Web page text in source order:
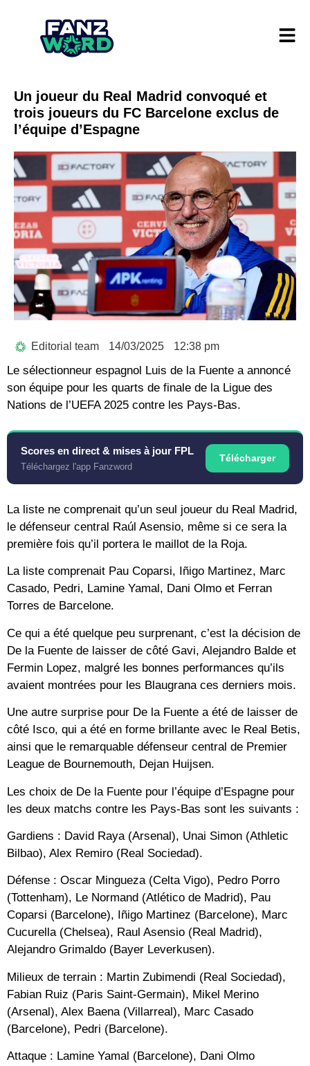
Un joueur du Real Madrid convoqué et
trois joueurs du FC Barcelone exclus de
l’équipe d’Espagne
Editorial team 14/03/2025 12:38 pm
Le sélectionneur espagnol Luis de la Fuente a annoncé
son équipe pour les quarts de finale de la Ligue des
Nations de l’UEFA 2025 contre les Pays-Bas.
Scores en direct & mises à jour FPL
Téléchargez l'app Fanzword
Télécharger
La liste ne comprenait qu’un seul joueur du Real Madrid,
le défenseur central Raúl Asensio, même si ce sera la
première fois qu’il portera le maillot de la Roja.
La liste comprenait Pau Coparsi, Iñigo Martinez, Marc
Casado, Pedri, Lamine Yamal, Dani Olmo et Ferran
Torres de Barcelone.
Ce qui a été quelque peu surprenant, c’est la décision de
De la Fuente de laisser de côté Gavi, Alejandro Balde et
Fermin Lopez, malgré les bonnes performances qu’ils
avaient montrées pour les Blaugrana ces derniers mois.
Une autre surprise pour De la Fuente a été de laisser de
côté Isco, qui a été en forme brillante avec le Real Betis,
ainsi que le remarquable défenseur central de Premier
League de Bournemouth, Dejan Huijsen.
Les choix de De la Fuente pour l’équipe d’Espagne pour
les deux matchs contre les Pays-Bas sont les suivants :
Gardiens : David Raya (Arsenal), Unai Simon (Athletic
Bilbao), Alex Remiro (Real Sociedad).
Défense : Oscar Mingueza (Celta Vigo), Pedro Porro
(Tottenham), Le Normand (Atlético de Madrid), Pau
Coparsi (Barcelone), Iñigo Martinez (Barcelone), Marc
Cucurella (Chelsea), Raul Asensio (Real Madrid),
Alejandro Grimaldo (Bayer Leverkusen).
Milieux de terrain : Martin Zubimendi (Real Sociedad),
Fabian Ruiz (Paris Saint-Germain), Mikel Merino
(Arsenal), Alex Baena (Villarreal), Marc Casado
(Barcelone), Pedri (Barcelone).
Attaque : Lamine Yamal (Barcelone), Dani Olmo